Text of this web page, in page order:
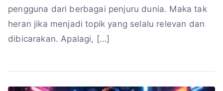
pengguna dari berbagai penjuru dunia. Maka tak
heran jika menjadi topik yang selalu relevan dan
dibicarakan. Apalagi, […]